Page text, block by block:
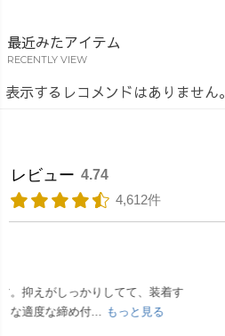
最近みたアイテム
RECENTLY VIEW
表示するレコメンドはありません。
レビュー 4.74
4,612件
長年さまざまなパンツを履いてきま
りとした質感の生地に、素晴らしい